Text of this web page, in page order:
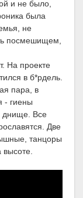
и не было,
была
не
посмешищем,
На проекте
в б*рдель.
пара, в
- гиены
днище. Все
Две
танцоры
высоте.